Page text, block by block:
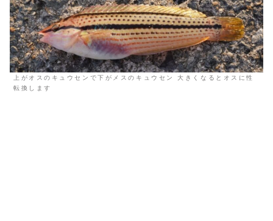
上がオスのキュウセンで下がメスのキュウセン 大きくなるとオスに性
転換します